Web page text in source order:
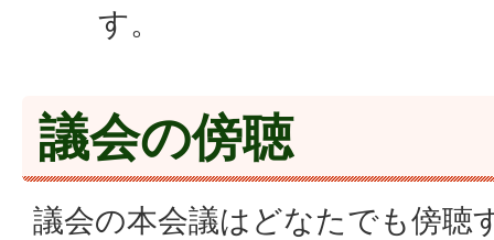
す。
議会の傍聴
議会の本会議はどなたでも傍聴